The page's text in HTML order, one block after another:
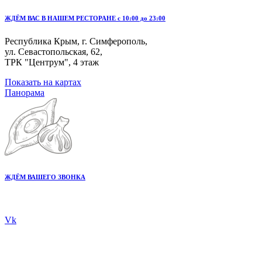
ЖДЁМ ВАС В НАШЕМ РЕСТОРАНЕ с 10:00 до 23:00
Республика Крым, г. Симферополь,
ул. Севастопольская, 62,
ТРК "Центрум", 4 этаж
Показать на картах
Панорама
ЖДЁМ ВАШЕГО ЗВОНКА
Vk